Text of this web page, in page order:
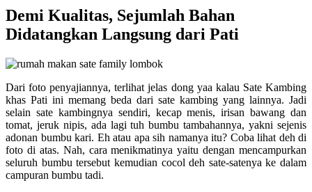
Demi Kualitas, Sejumlah Bahan
Didatangkan Langsung dari Pati
Dari foto penyajiannya, terlihat jelas dong yaa kalau Sate Kambing
khas Pati ini memang beda dari sate kambing yang lainnya. Jadi
selain sate kambingnya sendiri, kecap menis, irisan bawang dan
tomat, jeruk nipis, ada lagi tuh bumbu tambahannya, yakni sejenis
adonan bumbu kari. Eh atau apa sih namanya itu? Coba lihat deh di
foto di atas. Nah, cara menikmatinya yaitu dengan mencampurkan
seluruh bumbu tersebut kemudian cocol deh sate-satenya ke dalam
campuran bumbu tadi.